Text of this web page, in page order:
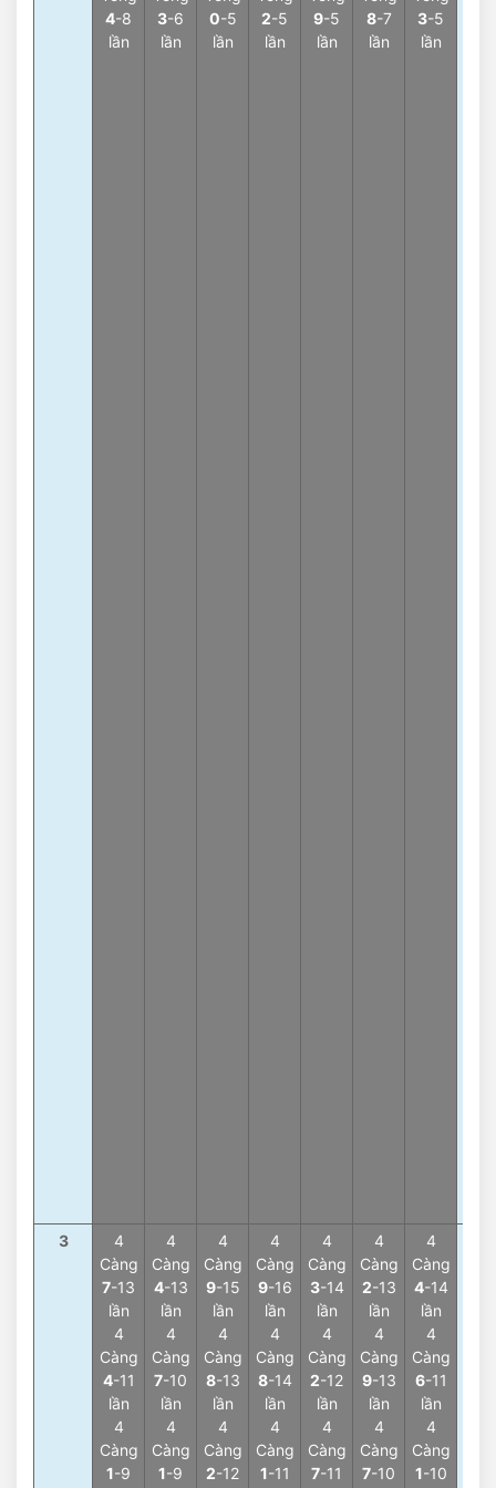
4-8
lần
3-6
lần
0-5
lần
2-5
lần
9-5
lần
8-7
lần
3-5
lần
3
4
Càng
7-13
lần
4
Càng
4-11
lần
4
Càng
1-9
4
Càng
4-13
lần
4
Càng
7-10
lần
4
Càng
1-9
4
Càng
9-15
lần
4
Càng
8-13
lần
4
Càng
2-12
4
Càng
9-16
lần
4
Càng
8-14
lần
4
Càng
1-11
4
Càng
3-14
lần
4
Càng
2-12
lần
4
Càng
7-11
4
Càng
2-13
lần
4
Càng
9-13
lần
4
Càng
7-10
4
Càng
4-14
lần
4
Càng
6-11
lần
4
Càng
1-10